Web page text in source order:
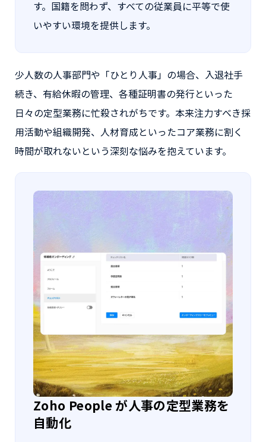
す。国籍を問わず、すべての従業員に平等で使
いやすい環境を提供します。
少人数の人事部門や「ひとり人事」の場合、入退社手
続き、有給休暇の管理、各種証明書の発行といった
日々の定型業務に忙殺されがちです。本来注力すべき採
用活動や組織開発、人材育成といったコア業務に割く
時間が取れないという深刻な悩みを抱えています。
Zoho People が人事の定型業務を
自動化